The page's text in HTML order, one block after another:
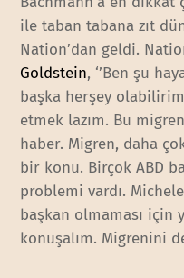
ile taban tabana zıt
Nation’dan geldi.
Goldstein, ‘’Ben şu
başka herşey
etmek lazım. Bu
haber. Migren, daha
bir konu. Birçok ABD
problemi vardı.
başkan olmaması için
konuşalım. Migrenini